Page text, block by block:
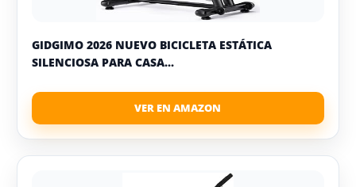
GIDGIMO 2026 NUEVO BICICLETA ESTÁTICA
SILENCIOSA PARA CASA...